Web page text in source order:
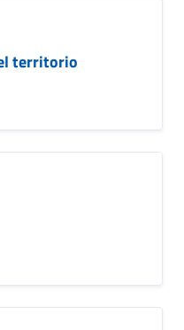
territorio